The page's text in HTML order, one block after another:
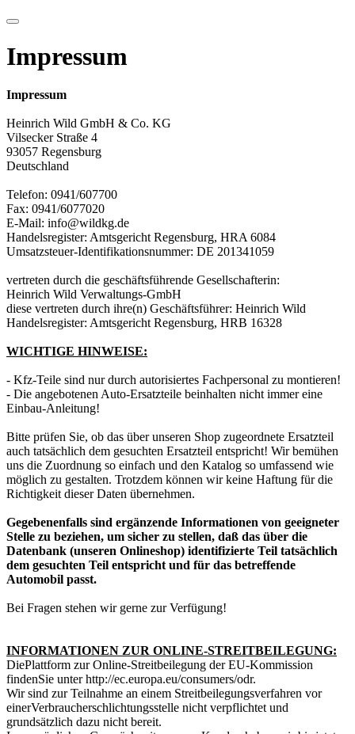
Impressum
Impressum
Heinrich Wild GmbH & Co. KG
Vilsecker Straße 4
93057 Regensburg
Deutschland
Telefon: 0941/607700
Fax: 0941/6077020
E-Mail: info@wildkg.de
Handelsregister: Amtsgericht Regensburg, HRA 6084
Umsatzsteuer-Identifikationsnummer: DE 201341059
vertreten durch die geschäftsführende Gesellschafterin:
Heinrich Wild Verwaltungs-GmbH
diese vertreten durch ihre(n) Geschäftsführer: Heinrich Wild
Handelsregister: Amtsgericht Regensburg, HRB 16328
WICHTIGE HINWEISE:
- Kfz-Teile sind nur durch autorisiertes Fachpersonal zu montieren!
- Die angebotenen Auto-Ersatzteile beinhalten nicht immer eine
Einbau-Anleitung!
Bitte prüfen Sie, ob das über unseren Shop zugeordnete Ersatzteil
auch tatsächlich dem gesuchten Ersatzteil entspricht! Wir bemühen
uns die Zuordnung so einfach und den Katalog so umfassend wie
möglich zu gestalten. Trotzdem können wir keine Haftung für die
Richtigkeit dieser Daten übernehmen.
Gegebenenfalls sind ergänzende Informationen von geeigneter
Stelle zu beziehen, um sicher zu stellen, daß das über die
Datenbank (unseren Onlineshop) identifizierte Teil tatsächlich
dem gesuchten Teil entspricht und für das betreffende
Automobil passt.
Bei Fragen stehen wir gerne zur Verfügung!
INFORMATIONEN ZUR ONLINE-STREITBEILEGUNG:
DiePlattform zur Online-Streitbeilegung der EU-Kommission
findenSie unter http://ec.europa.eu/consumers/odr.
Wir sind zur Teilnahme an einem Streitbeilegungsverfahren vor
einerVerbraucherschlichtungsstelle nicht verpflichtet und
grundsätzlich dazu nicht bereit.